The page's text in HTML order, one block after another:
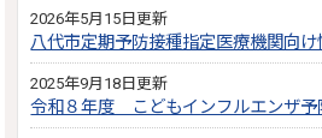
2026年5月15日更新
八代市定期予防接種指定医療機関向け
2025年9月18日更新
令和８年度 こどもインフルエンザ予